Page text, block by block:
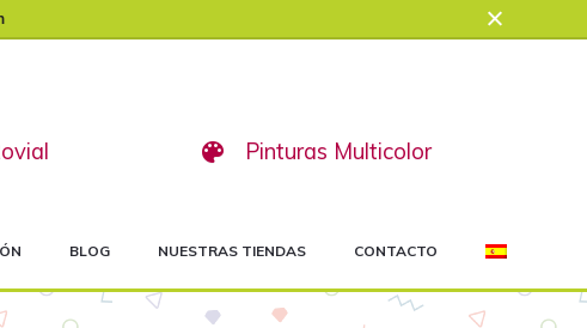
Pinturas Multicolor
BLOG NUESTRAS TIENDAS CONTACTO